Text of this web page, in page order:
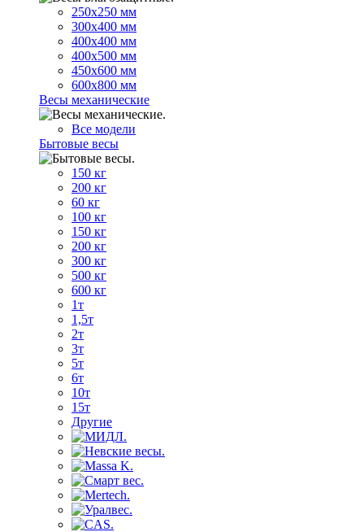
250х250 мм
300х400 мм
400х400 мм
400х500 мм
450х600 мм
600х800 мм
Весы механические
Все модели
Бытовые весы
150 кг
200 кг
60 кг
100 кг
150 кг
200 кг
300 кг
500 кг
600 кг
1т
1,5т
2т
3т
5т
6т
10т
15т
Другие